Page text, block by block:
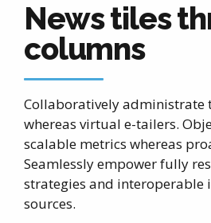
News tiles
columns
Collaboratively administrate
whereas virtual e-tailers.
scalable metrics whereas
Seamlessly empower fully
strategies and interoperable
sources.